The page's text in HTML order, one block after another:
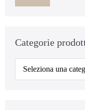
Categorie